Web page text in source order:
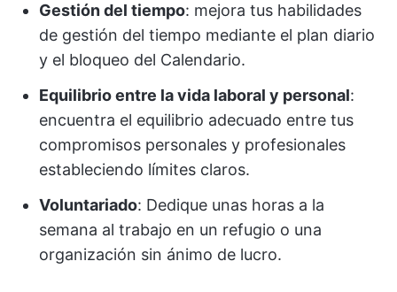
Gestión del tiempo: mejora tus habilidades
de gestión del tiempo mediante el plan diario
y el bloqueo del Calendario.
Equilibrio entre la vida laboral y personal:
encuentra el equilibrio adecuado entre tus
compromisos personales y profesionales
estableciendo límites claros.
Voluntariado: Dedique unas horas a la
semana al trabajo en un refugio o una
organización sin ánimo de lucro.